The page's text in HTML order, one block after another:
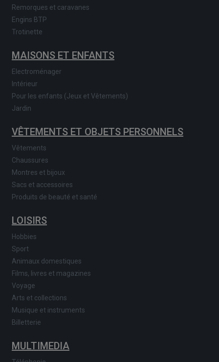
Remorques et caravanes
Engins BTP
Trotinette
MAISONS ET ENFANTS
Electroménager
Intérieur
Pour les enfants (Jeux et Vêtements)
Jardin
VÊTEMENTS ET OBJETS PERSONNELS
Vêtements
Chaussures
Montres et bijoux
Sacs et accessoires
Produits de beauté et santé
LOISIRS
Hobbies
Sport
Animaux domestiques
Films, livres et magazines
Voyage
Arts et collections
Musique et instruments
Billetterie
MULTIMEDIA